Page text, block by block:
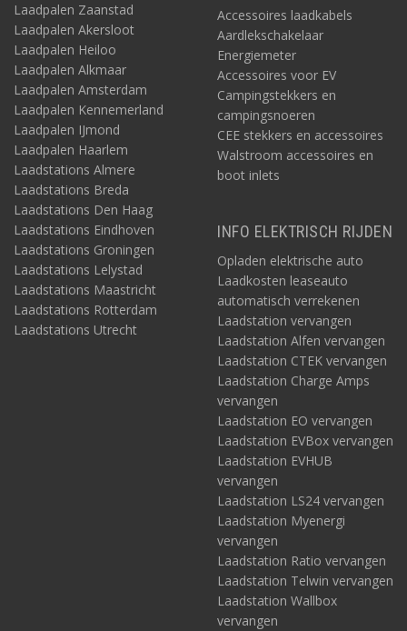
Laadpalen Zaanstad
Laadpalen Akersloot
Laadpalen Heiloo
Laadpalen Alkmaar
Laadpalen Amsterdam
Laadpalen Kennemerland
Laadpalen IJmond
Laadpalen Haarlem
Laadstations Almere
Laadstations Breda
Laadstations Den Haag
Laadstations Eindhoven
Laadstations Groningen
Laadstations Lelystad
Laadstations Maastricht
Laadstations Rotterdam
Laadstations Utrecht
Accessoires laadkabels
Aardlekschakelaar
Energiemeter
Accessoires voor EV
Campingstekkers en
campingsnoeren
CEE stekkers en accessoires
Walstroom accessoires en
boot inlets
INFO ELEKTRISCH RIJDEN
Opladen elektrische auto
Laadkosten leaseauto
automatisch verrekenen
Laadstation vervangen
Laadstation Alfen vervangen
Laadstation CTEK vervangen
Laadstation Charge Amps
vervangen
Laadstation EO vervangen
Laadstation EVBox vervangen
Laadstation EVHUB
vervangen
Laadstation LS24 vervangen
Laadstation Myenergi
vervangen
Laadstation Ratio vervangen
Laadstation Telwin vervangen
Laadstation Wallbox
vervangen